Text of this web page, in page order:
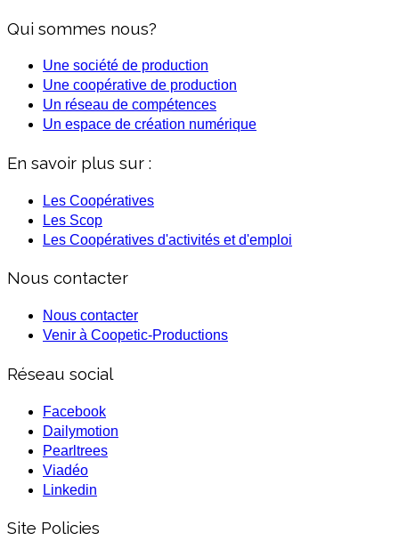
Qui sommes nous?
Une société de production
Une coopérative de production
Un réseau de compétences
Un espace de création numérique
En savoir plus sur :
Les Coopératives
Les Scop
Les Coopératives d'activités et d'emploi
Nous contacter
Nous contacter
Venir à Coopetic-Productions
Réseau social
Facebook
Dailymotion
Pearltrees
Viadéo
Linkedin
Site Policies